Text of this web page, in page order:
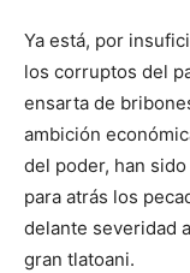
Ya está, por
los corruptos del
ensarta de
ambición
del poder, han
para atrás los
delante severidad
gran tlatoani.